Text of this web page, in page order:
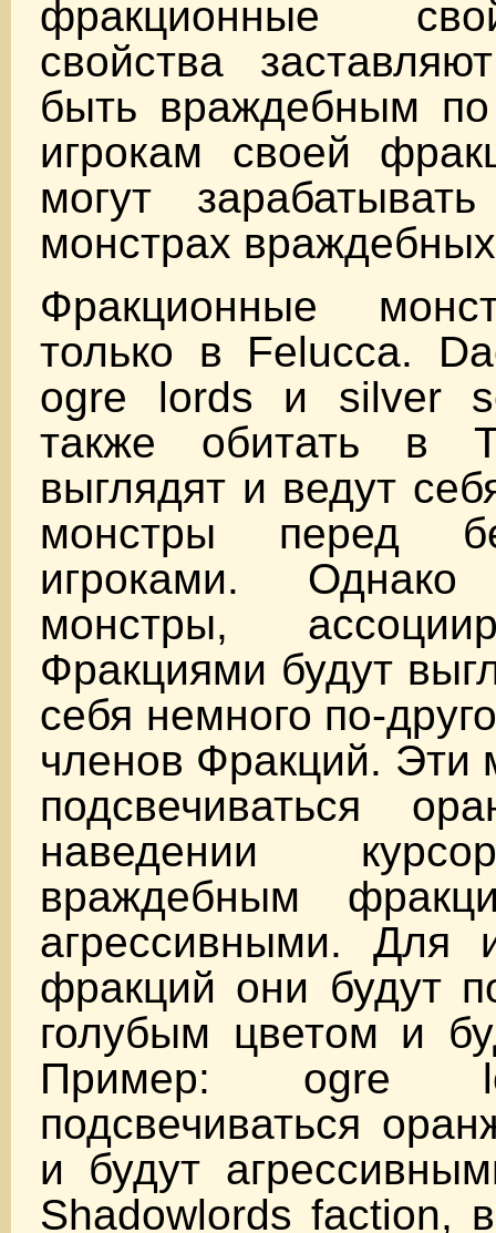
фракционные
свойства
быть враждебным
игрокам своей
могут
монстрах
Фракционные
только в Felucca.
ogre lords и silver
также обитать в
выглядят и ведут
монстры перед
игроками.
монстры,
Фракциями будут
себя немного по-
членов Фракций. Эти
подсвечиваться
наведении
враждебным
агрессивными. Для
фракций они будут
голубым цветом и
Пример: ogre
подсвечиваться
и будут
Shadowlords faction,